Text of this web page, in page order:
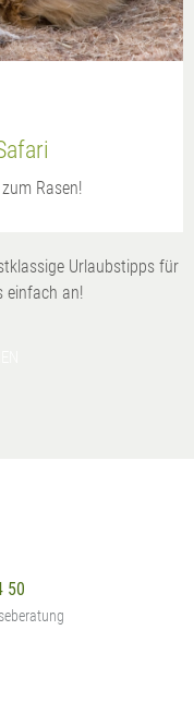
Rasen!
Urlaubstipps für
einfach an!
50